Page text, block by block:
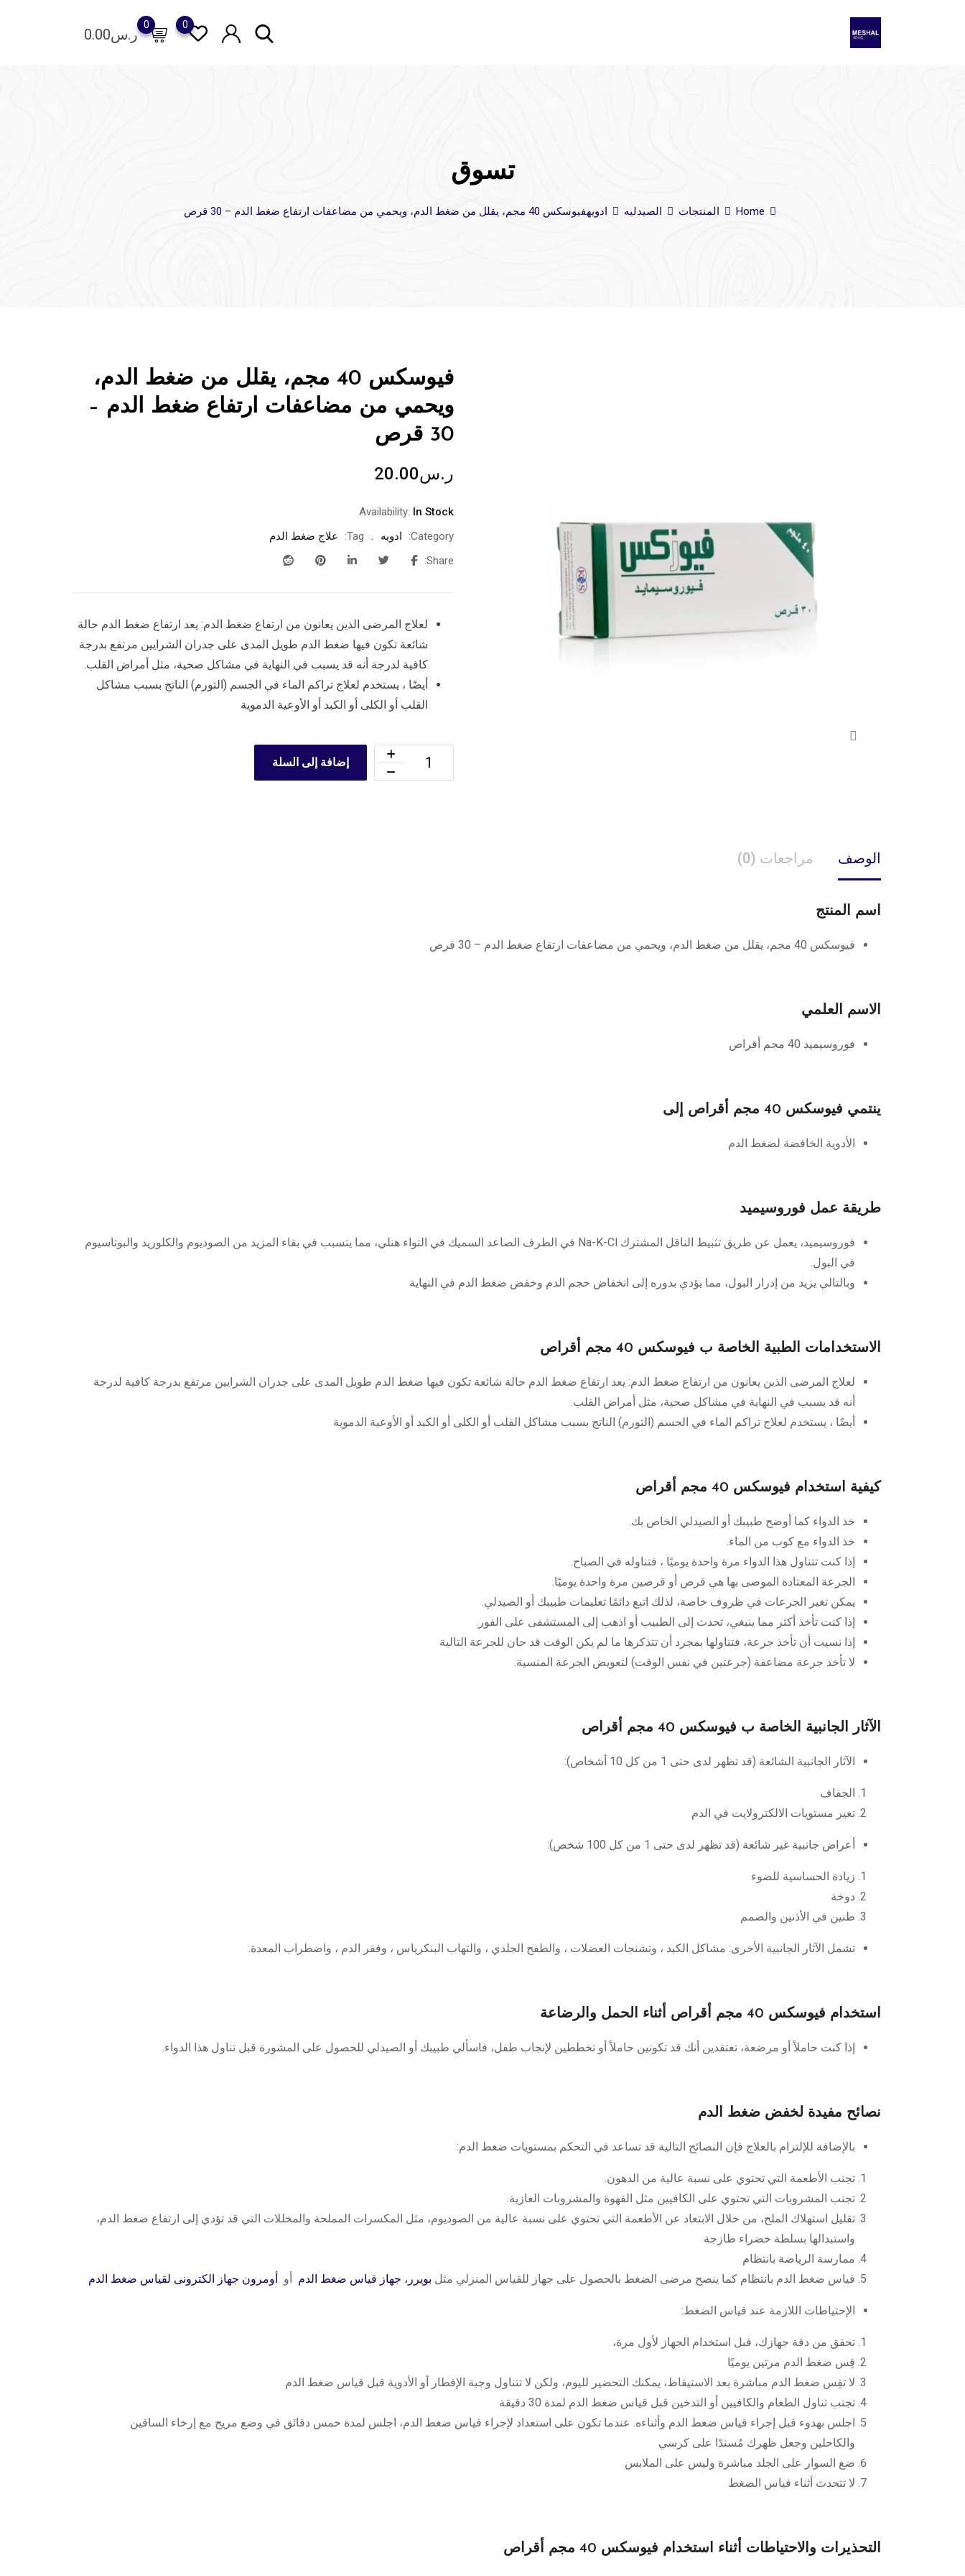
ر.س0.00
0 0
تسوق
Home المنتجات الصيدليه ادويهفيوسكس 40 مجم، يقلل من ضغط الدم، ويحمي من مضاعفات ارتفاع ضغط الدم – 30 قرص
فيوسكس 40 مجم، يقلل من ضغط الدم،
ويحمي من مضاعفات ارتفاع ضغط الدم –
30 قرص
ر.س20.00
Availability: In Stock
Category:
ادويه Tag:
علاج ضغط الدم
Share:
لعلاج المرضى الذين يعانون من ارتفاع ضغط الدم: يعد ارتفاع ضغط الدم حالة
شائعة تكون فيها ضغط الدم طويل المدى على جدران الشرايين مرتفع بدرجة
كافية لدرجة أنه قد يسبب في النهاية في مشاكل صحية، مثل أمراض القلب.
أيضًا ، يستخدم لعلاج تراكم الماء في الجسم (التورم) الناتج بسبب مشاكل
القلب أو الكلى أو الكبد أو الأوعية الدموية
إضافة إلى السلة
الوصف مراجعات (0)
اسم المنتج
فيوسكس 40 مجم، يقلل من ضغط الدم، ويحمي من مضاعفات ارتفاع ضغط الدم – 30 قرص
الاسم العلمي
فوروسيميد 40 مجم أقراص
ينتمي فيوسكس 40 مجم أقراص إلى
الأدوية الخافضة لضغط الدم
طريقة عمل فوروسيميد
فوروسيميد، يعمل عن طريق تثبيط الناقل المشترك Na-K-Cl في الطرف الصاعد السميك في التواء هنلي، مما يتسبب في بقاء المزيد من الصوديوم والكلوريد والبوتاسيوم
في البول.
وبالتالي يزيد من إدرار البول، مما يؤدي بدوره إلى انخفاض حجم الدم وخفض ضغط الدم في النهاية
الاستخدامات الطبية الخاصة ب فيوسكس 40 مجم أقراص
لعلاج المرضى الذين يعانون من ارتفاع ضغط الدم: يعد ارتفاع ضغط الدم حالة شائعة تكون فيها ضغط الدم طويل المدى على جدران الشرايين مرتفع بدرجة كافية لدرجة
أنه قد يسبب في النهاية في مشاكل صحية، مثل أمراض القلب.
أيضًا ، يستخدم لعلاج تراكم الماء في الجسم (التورم) الناتج بسبب مشاكل القلب أو الكلى أو الكبد أو الأوعية الدموية
كيفية استخدام فيوسكس 40 مجم أقراص
خذ الدواء كما أوضح طبيبك أو الصيدلي الخاص بك.
خذ الدواء مع كوب من الماء.
إذا كنت تتناول هذا الدواء مرة واحدة يوميًا ، فتناوله في الصباح.
الجرعة المعتادة الموصى بها هي قرص أو قرصين مرة واحدة يوميًا.
يمكن تغير الجرعات في ظروف خاصة، لذلك اتبع دائمًا تعليمات طبيبك أو الصيدلي.
إذا كنت تأخذ أكثر مما ينبغي، تحدث إلى الطبيب أو اذهب إلى المستشفى على الفور.
إذا نسيت أن تأخذ جرعة، فتناولها بمجرد أن تتذكرها ما لم يكن الوقت قد حان للجرعة التالية
لا تأخذ جرعة مضاعفة (جرعتين في نفس الوقت) لتعويض الجرعة المنسية.
الآثار الجانبية الخاصة ب فيوسكس 40 مجم أقراص
الآثار الجانبية الشائعة (قد تظهر لدى حتى 1 من كل 10 أشخاص):
الجفاف
تغير مستويات الالكترولايت في الدم
أعراض جانبية غير شائعة (قد تظهر لدى حتى 1 من كل 100 شخص):
زيادة الحساسية للضوء
دوخة
طنين في الأذنين والصمم
تشمل الآثار الجانبية الأخرى: مشاكل الكبد ، وتشنجات العضلات ، والطفح الجلدي ، والتهاب البنكرياس ، وفقر الدم ، واضطراب المعدة.
استخدام فيوسكس 40 مجم أقراص أثناء الحمل والرضاعة
إذا كنت حاملاً أو مرضعة، تعتقدين أنك قد تكونين حاملاً أو تخططين لإنجاب طفل، فاسألي طبيبك أو الصيدلي للحصول على المشورة قبل تناول هذا الدواء.
نصائح مفيدة لخفض ضغط الدم
بالإضافة للإلتزام بالعلاج فإن النصائح التالية قد تساعد في التحكم بمستويات ضغط الدم:
تجنب الأطعمة التي تحتوي على نسبة عالية من الدهون.
تجنب المشروبات التي تحتوي على الكافيين مثل القهوة والمشروبات الغازية.
تقليل استهلاك الملح، من خلال الابتعاد عن الأطعمة التي تحتوي على نسبة عالية من الصوديوم، مثل المكسرات المملحة والمخللات التي قد تؤدي إلى ارتفاع ضغط الدم،
واستبدالها بسلطة خضراء طازجة
ممارسة الرياضة بانتظام
قياس ضغط الدم بانتظام كما ينصح مرضى الضغط بالحصول على جهاز للقياس المنزلي مثل بويرر، جهاز قياس ضغط الدم أو أومرون جهاز الكترونى لقياس ضغط الدم
الإحتياطات اللازمة عند قياس الضغط:
تحقق من دقة جهازك، قبل استخدام الجهاز لأول مرة،
قِس ضغط الدم مرتين يوميًا
لا تقِس ضغط الدم مباشرة بعد الاستيقاظ، يمكنك التحضير لليوم، ولكن لا تتناول وجبة الإفطار أو الأدوية قبل قياس ضغط الدم
تجنب تناول الطعام والكافيين أو التدخين قبل قياس ضغط الدم لمدة 30 دقيقة
اجلس بهدوء قبل إجراء قياس ضغط الدم وأثناءه. عندما تكون على استعداد لإجراء قياس ضغط الدم، اجلس لمدة خمس دقائق في وضع مريح مع إرخاء الساقين
والكاحلين وجعل ظهرك مُسندًا على كرسي
ضع السوار على الجلد مباشرة وليس على الملابس
لا تتحدث أثناء قياس الضغط
التحذيرات والاحتياطات أثناء استخدام فيوسكس 40 مجم أقراص